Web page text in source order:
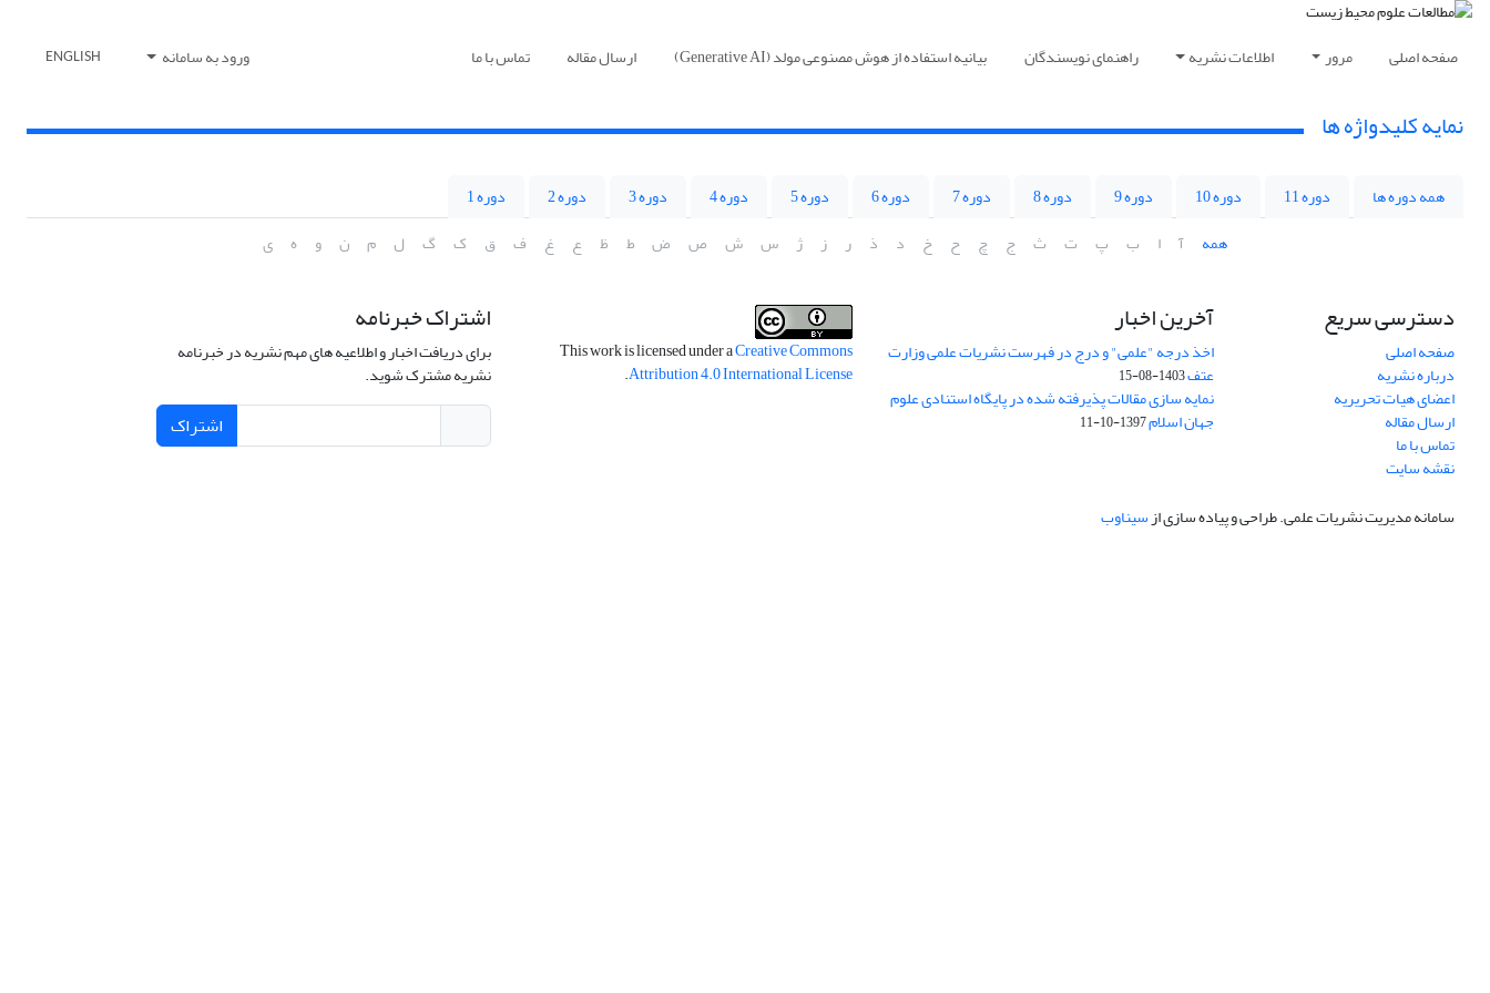
صفحه اصلی مرور اطلاعات نشریه راهنمای نویسندگان بیانیه استفاده از هوش مصنوعی مولد (Generative AI) ارسال مقاله تماس با ما ورود به سامانه ENGLISH
نمایه کلیدواژه ها
همه دوره ها دوره 11 دوره 10 دوره 9 دوره 8 دوره 7 دوره 6 دوره 5 دوره 4 دوره 3 دوره 2
دوره 1
همه
آ ا ب پ ت ث ج چ ح خ د ذ ر ز ژ س ش ص ض ط ظ ع غ ف ق ک گ ل م ن و ه ی
دسترسی سریع
صفحه اصلی
درباره نشریه
اعضای هیات تحریریه
ارسال مقاله
تماس با ما
نقشه سایت
آخرین اخبار
اخذ درجه "علمی" و درج در فهرست نشریات علمی وزارت
عتف1403-08-15
نمایه سازی مقالات پذیرفته شده در پایگاه استنادی علوم
جهان اسلام1397-10-11
This work is licensed under aCreative Commons
Attribution 4.0 International License
.
اشتراک خبرنامه
برای دریافت اخبار و اطلاعیه های مهم نشریه در خبرنامه
نشریه مشترک شوید.
اشتراک
سامانه مدیریت نشریات علمی.طراحی و پیاده سازی ازسیناوب